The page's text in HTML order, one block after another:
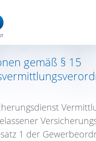
gemäß § 15
1 der